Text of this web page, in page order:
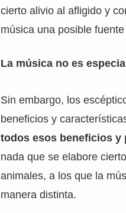
cierto alivio al afligido y
música una posible
La música no es especial
Sin embargo, los
beneficios y
todos esos beneficios y
nada que se elabore
animales, a los que la
manera distinta.